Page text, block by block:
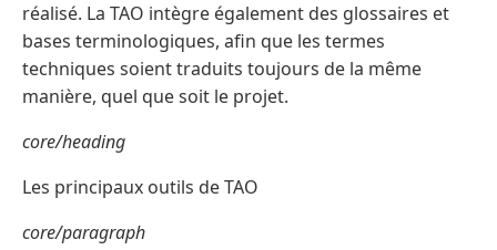
réalisé. La TAO intègre également des glossaires et
bases terminologiques, afin que les termes
techniques soient traduits toujours de la même
manière, quel que soit le projet.
core/heading
Les principaux outils de TAO
core/paragraph